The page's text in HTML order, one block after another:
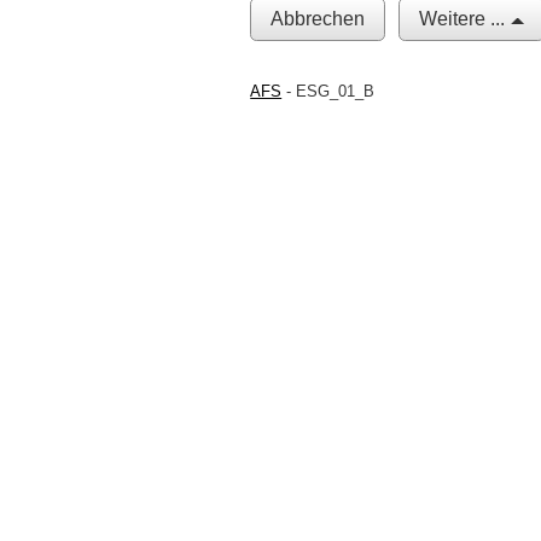
Abbrechen Weitere ...
AFS - ESG_01_B